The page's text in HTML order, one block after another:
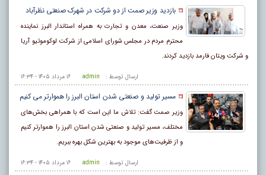
بازدید وزیر صمت از دو شرکت در شهرک صنعتی نظرآباد
وزیر صنعت، معدن و تجارت به همراه استاندار البرز نماینده
محترم مردم در مجلس شورای اسلامی از شرکت لوکوموتیو آریا
و شرکت ویتان فارمد بازدید کردند.
۱۶ مرداد ۱۴۰۵ - ۱۶:۳۴ ارسال توسط : admin
مسیر تولید و صنعتی شدن استان البرز را هموارتر می کنیم
وزیر صمت گفت: تلاش ما این است که با همراهی بخش‌های
مختلف، مسیر تولید و صنعتی شدن استان البرز را هموارتر کنیم
و از ظرفیت‌های موجود به بهترین شکل بهره ببریم.
۱۶ مرداد ۱۴۰۵ - ۱۶:۳۴ ارسال توسط : admin